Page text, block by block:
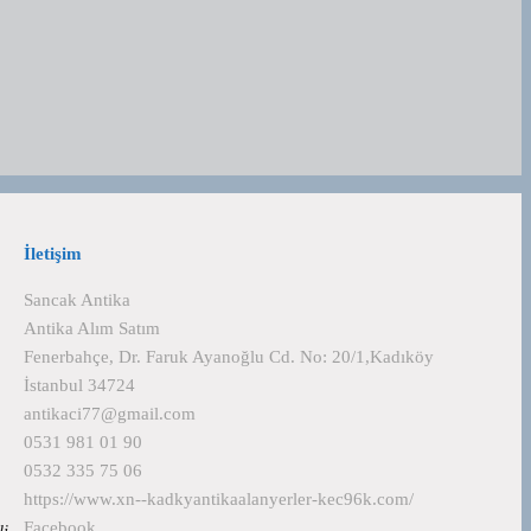
İletişim
Sancak Antika
Antika Alım Satım
Fenerbahçe, Dr. Faruk Ayanoğlu Cd. No: 20/1,Kadıköy
İstanbul 34724
antikaci77@gmail.com
0531 981 01 90
0532 335 75 06
https://www.xn--kadkyantikaalanyerler-kec96k.com/